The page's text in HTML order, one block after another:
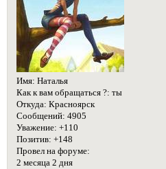
Имя: Наталья
Как к вам обращаться ?: ты
Откуда: Красноярск
Сообщений: 4905
Уважение: +110
Позитив: +148
Провел на форуме:
2 месяца 2 дня